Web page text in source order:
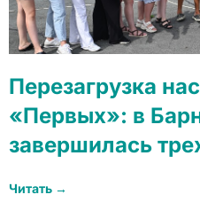
Перезагрузка
«Первых»: в
завершилась
Читать →